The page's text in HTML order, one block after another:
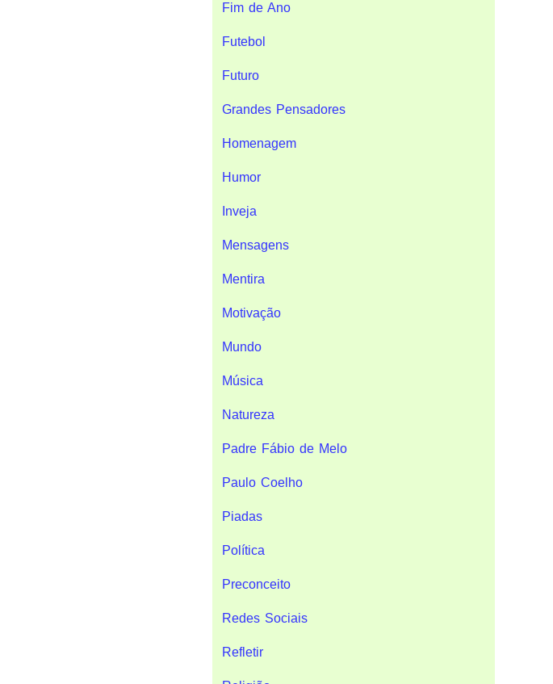
Fim de Ano
Futebol
Futuro
Grandes Pensadores
Homenagem
Humor
Inveja
Mensagens
Mentira
Motivação
Mundo
Música
Natureza
Padre Fábio de Melo
Paulo Coelho
Piadas
Política
Preconceito
Redes Sociais
Refletir